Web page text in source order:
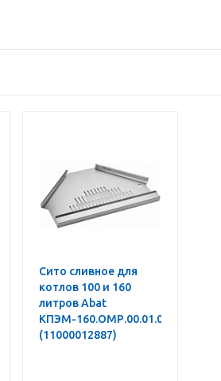
Сито сливное для
котлов 100 и 160
литров Abat
КПЭМ-160.ОМР.00.01.000СБ
(11000012887)